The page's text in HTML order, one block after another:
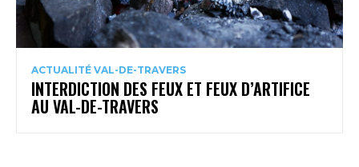
ACTUALITÉ VAL-DE-TRAVERS
INTERDICTION DES FEUX ET FEUX D’ARTIFICE
AU VAL-DE-TRAVERS